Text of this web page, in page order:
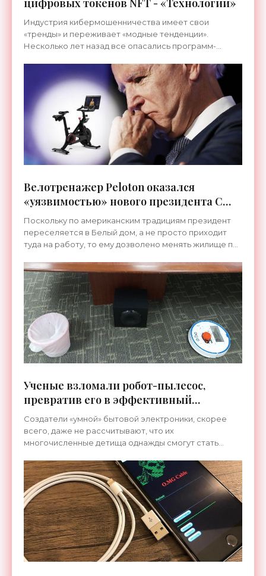
цифровых токенов NFT - «Технологии»
Индустрия кибермошенничества имеет свои
«тренды» и переживает «модные тенденции».
Несколько лет назад все опасались программ-
программ для майнинга
Велотренажер Peloton оказался
«уязвимостью» нового президента США
- «Технологии»
Поскольку по американским традициям президент
переселяется в Белый дом, а не просто приходит
туда на работу, то ему дозволено менять жилище по
грузовиков
Ученые взломали робот-пылесос,
превратив его в эффективный
инструмент шпионажа - «Технологии»
Создатели «умной» бытовой электроники, скорее
всего, даже не рассчитывают, что их
многочисленные детища однажды смогут стать
превратить их в инструменты